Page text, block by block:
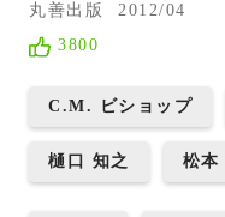
丸善出版
2012/04
3800
C.M. ビショップ
樋口 知之 松本